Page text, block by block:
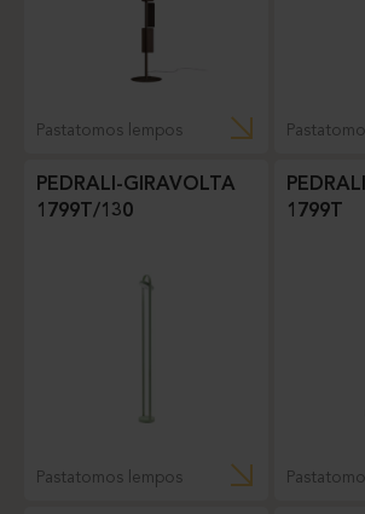
Pastatomos lempos
PEDRALI-GIRAVOLTA
1799T/130
Pastatomos lempos
1799T